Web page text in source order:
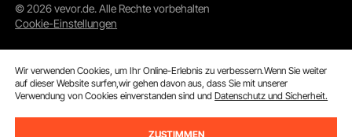
© 2026 vevor.de. Alle Rechte vorbehalten
Cookie-Einstellungen
Wir verwenden Cookies, um Ihr Online-Erlebnis zu verbessern.Wenn Sie weiter
auf dieser Website surfen,wir gehen davon aus, dass Sie mit unserer
Verwendung von Cookies einverstanden sind undDatenschutz und Sicherheit.
ZUSTIMMEN